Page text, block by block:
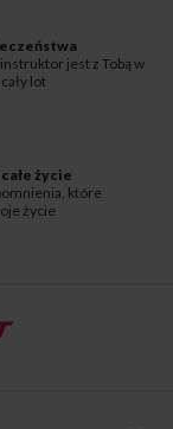
jest z Tobą w
lot
życie
które
życie